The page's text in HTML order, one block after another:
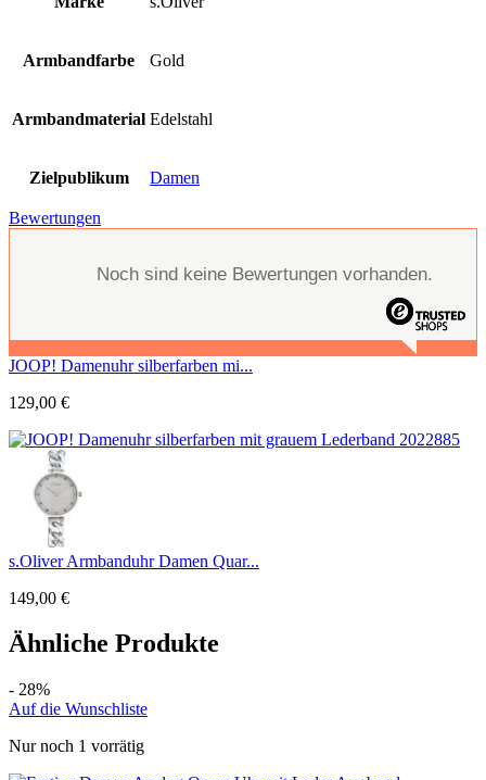
Armbandfarbe Gold
Armbandmaterial Edelstahl
Zielpublikum Damen
Bewertungen
Noch sind keine Bewertungen vorhanden.
JOOP! Damenuhr silberfarben mi...
129,00 €
s.Oliver Armbanduhr Damen Quar...
149,00 €
Ähnliche Produkte
- 28%
Auf die Wunschliste
Nur noch 1 vorrätig